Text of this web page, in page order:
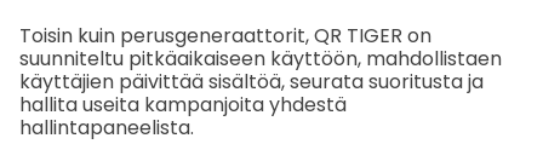
Toisin kuin perusgeneraattorit, QR TIGER on
suunniteltu pitkäaikaiseen käyttöön, mahdollistaen
käyttäjien päivittää sisältöä, seurata suoritusta ja
hallita useita kampanjoita yhdestä
hallintapaneelista.